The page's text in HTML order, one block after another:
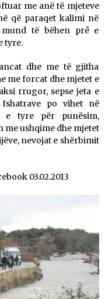
me anë të mjeteve
që paraqet kalimi në
të bëhen prê e
tyre.
dhe me të gjitha
me forcat dhe mjetet e
rrugor, sepse jeta e
po vihet në
e tyre për punësim,
ushqime dhe mjetet
nevojat e shërbimit
03.02.2013